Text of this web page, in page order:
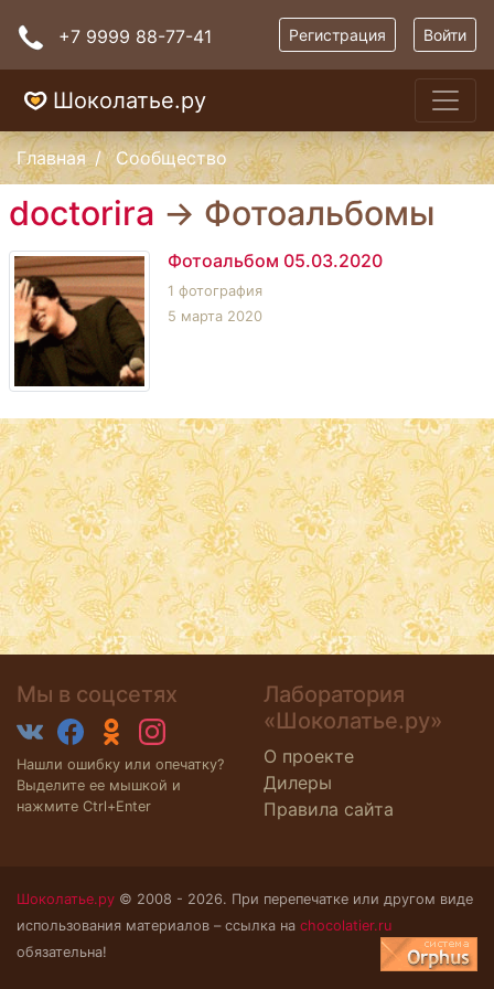
+7 9999 88-77-41 Регистрация Войти
Шоколатье.ру
Главная Сообщество
doctorira → Фотоальбомы
Фотоальбом 05.03.2020
1 фотография
5 марта 2020
Мы в соцсетях
Нашли ошибку или опечатку?
Выделите ее мышкой и
нажмите Ctrl+Enter
Лаборатория
«Шоколатье.ру»
О проекте
Дилеры
Правила сайта
Шоколатье.ру © 2008 - 2026. При перепечатке или другом виде
использования материалов – ссылка на chocolatier.ru
обязательна!